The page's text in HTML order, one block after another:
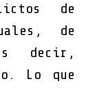
de
de
decir,
Lo que